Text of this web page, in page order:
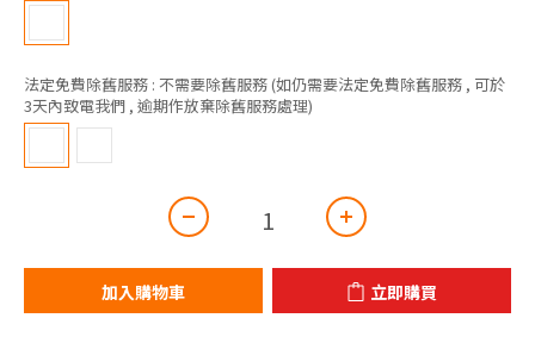
法定免費除舊服務 : 不需要除舊服務 (如仍需要法定免費除舊服務 , 可於
3天內致電我們 , 逾期作放棄除舊服務處理)
加入購物車 立即購買